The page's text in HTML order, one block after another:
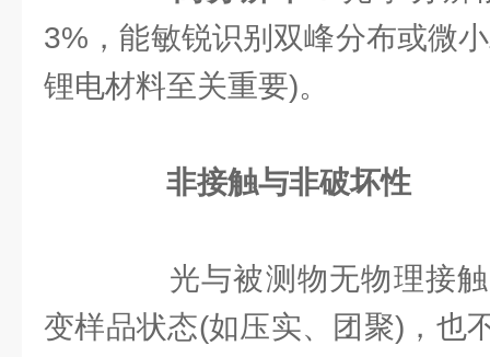
3%，能敏锐识别双峰分布或微
锂电材料至关重要)。
非接触与非破坏性
光与被测物无物理接触
变样品状态(如压实、团聚)，也